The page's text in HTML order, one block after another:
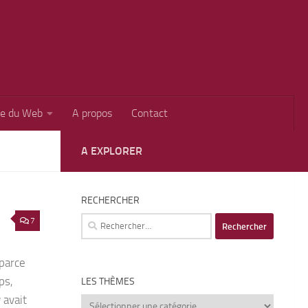
du Web A propos Contact
7
avait
A EXPLORER
RECHERCHER
Rechercher :
LES THÈMES
Les